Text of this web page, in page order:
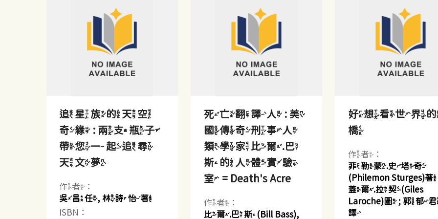
追星族的天空
奇緣 : 兩支瓶子
帶您一起追尋
天文夢
作者：
吳昌任, 林詩怡著
ISBN：
死亡翻譯人 : 美
國傳奇刑事人
類學家比爾.巴
斯的人體實驗
室 = Death's Acre
作者：
比爾.巴斯(Bill Bass),
好想看世界
橋
作者：
菲勒蒙.史塔奇
(Philemon Sturges)著
蓋爾.拉契(Giles
Laroche)圖 ; 郭郁
譯